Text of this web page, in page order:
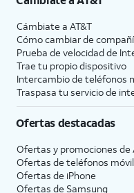
Cámbiate a AT&T
Cómo cambiar de
Prueba de velocidad de
Trae tu propio dispositivo
Intercambio de teléfonos
Traspasa tu servicio de
Ofertas destacadas
Ofertas y promociones de
Ofertas de teléfonos
Ofertas de iPhone
Ofertas de Samsung